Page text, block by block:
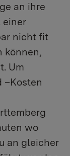
an ihre
einer
nicht fit
können,
Um
–Kosten
wo
an gleicher